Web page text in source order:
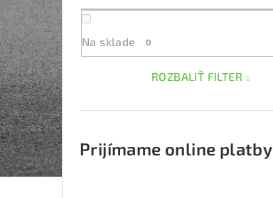
Na sklade 0
ROZBALIŤ FILTER
Prijímame online platby